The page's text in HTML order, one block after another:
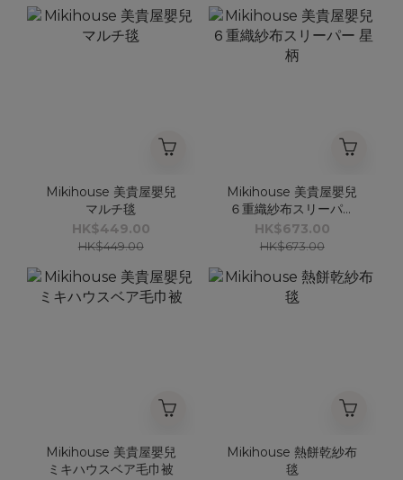
Mikihouse 美貴屋嬰兒
マルチ毯
HK$449.00
HK$449.00
Mikihouse 美貴屋嬰兒
６重織紗布スリーパー
星柄
HK$673.00
HK$673.00
Mikihouse 美貴屋嬰兒
ミキハウスベア毛巾被
Mikihouse 熱餅乾紗布
毯